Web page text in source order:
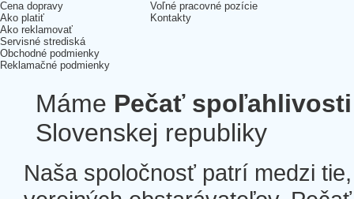
Cena dopravy
Ako platiť
Ako reklamovať
Servisné strediská
Obchodné podmienky
Reklamačné podmienky
Voľné pracovné pozície
Kontakty
Máme Pečať spoľahlivosti
Slovenskej republiky
Naša spoločnosť patrí medzi